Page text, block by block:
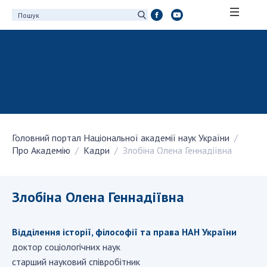
100-річчя Національної академії наук
Нагороди, відзнаки та почесні звання НАН
України
Благодійний фонд імені Бориса Патона
Віртуальний тур у НАН України
наук України
Книга пам'яті
Головний портал Національної академії наук України
Про Академію
Кадри Злобіна Олена Геннадіївна
Злобіна Олена Геннадіївна
Відділення історії, філософії та права НАН України
доктор соціологічних наук
старший науковий співробітник